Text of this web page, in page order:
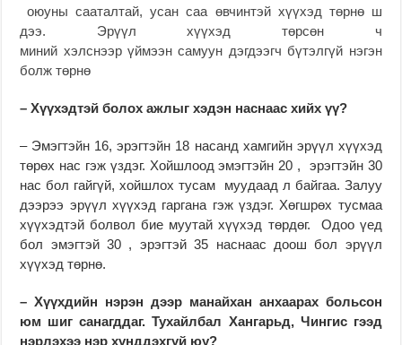
оюуны сааталтай, усан саа өвчинтэй хүүхэд төрнө ш
дээ. Эрүүл хүүхэд төрсөн ч
миний хэлснээр үймээн самуун дэгдээгч бүтэлгүй нэгэн
болж төрнө
– Хүүхэдтэй болох ажлыг хэдэн наснаас хийх үү?
– Эмэгтэйн 16, эрэгтэйн 18 насанд хамгийн эрүүл хүүхэд
төрөх нас гэж үздэг. Хойшлоод эмэгтэйн 20 , эрэгтэйн 30
нас бол гайгүй, хойшлох тусам муудаад л байгаа. Залуу
дээрээ эрүүл хүүхэд гаргана гэж үздэг. Хөгшрөх тусмаа
хүүхэдтэй болвол бие муутай хүүхэд төрдөг. Одоо үед
бол эмэгтэй 30 , эрэгтэй 35 наснаас доош бол эрүүл
хүүхэд төрнө.
– Хүүхдийн нэрэн дээр манайхан анхаарах больсон
юм шиг санагддаг. Тухайлбал Хангарьд, Чингис гээд
нэрлэхээ нэр хүнддэхгүй юу?